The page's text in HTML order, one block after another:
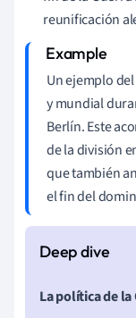
reunificación
Un ejemplo
y mundial
Berlín. Este
de la división
que también
el fin del
La política de